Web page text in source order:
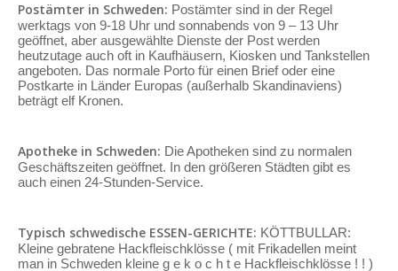
Postämter in Schweden: Postämter sind in der Regel
werktags von 9-18 Uhr und sonnabends von 9 – 13 Uhr
geöffnet, aber ausgewählte Dienste der Post werden
heutzutage auch oft in Kaufhäusern, Kiosken und Tankstellen
angeboten. Das normale Porto für einen Brief oder eine
Postkarte in Länder Europas (außerhalb Skandinaviens)
beträgt elf Kronen.
Apotheke in Schweden: Die Apotheken sind zu normalen
Geschäftszeiten geöffnet. In den größeren Städten gibt es
auch einen 24-Stunden-Service.
Typisch schwedische ESSEN-GERICHTE: KÖTTBULLAR:
Kleine gebratene Hackfleischklösse ( mit Frikadellen meint
man in Schweden kleine g e k o c h t e Hackfleischklösse ! ! )